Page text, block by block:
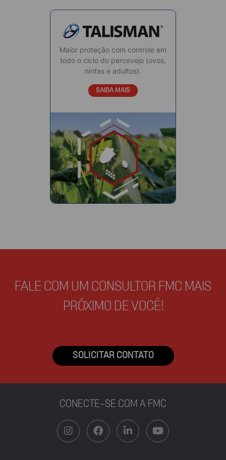
Maior proteção com controle em
todo o ciclo do percevejo (ovos,
ninfas e adultos).
SAIBA MAIS
FALE COM UM CONSULTOR FMC MAIS
PRÓXIMO DE VOCÊ!
SOLICITAR CONTATO
CONECTE-SE COM A FMC